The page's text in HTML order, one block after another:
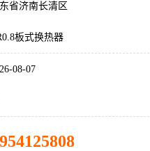
省济南长清区
板式换热器
08-07